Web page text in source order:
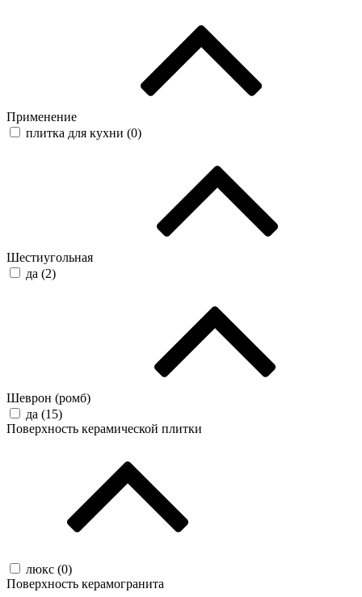
Применение
плитка для кухни (0)
Шестиугольная
да (2)
Шеврон (ромб)
да (15)
Поверхность керамической плитки
люкс (0)
Поверхность керамогранита